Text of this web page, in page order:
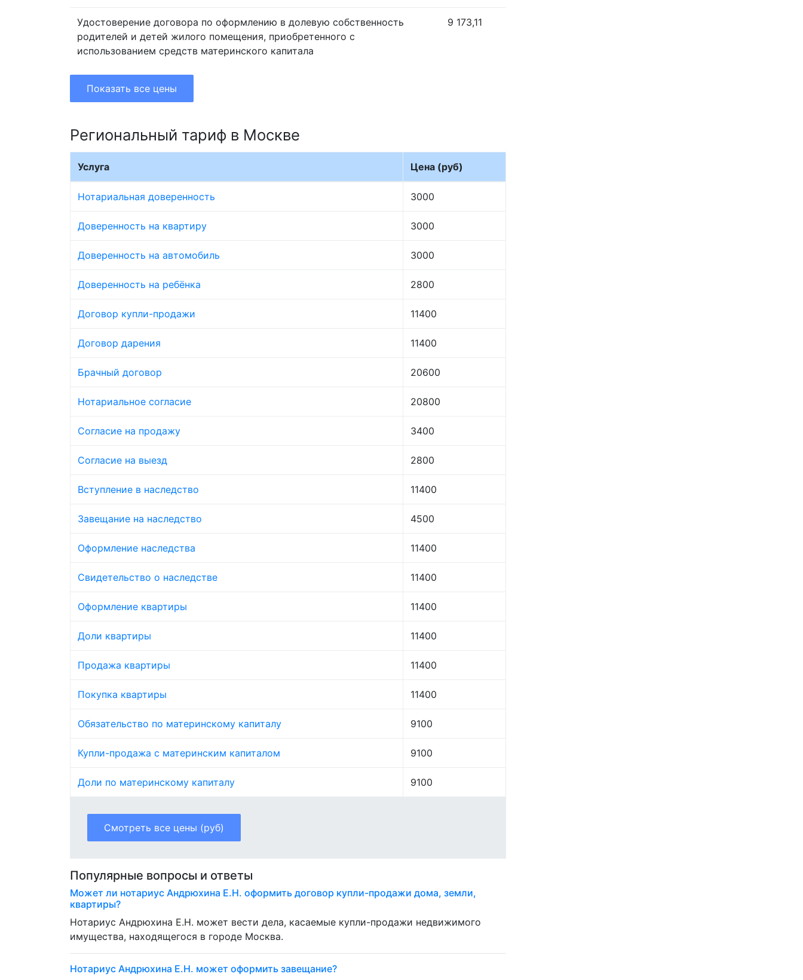
Удостоверение договора по оформлению в долевую собственность
родителей и детей жилого помещения, приобретенного с
использованием средств материнского капитала
9 173,11
Показать все цены
Региональный тариф в Москве
Услуга Цена (руб)
Нотариальная доверенность 3000
Доверенность на квартиру 3000
Доверенность на автомобиль 3000
Доверенность на ребёнка 2800
Договор купли-продажи 11400
Договор дарения 11400
Брачный договор 20600
Нотариальное согласие 20800
Согласие на продажу 3400
Согласие на выезд 2800
Вступление в наследство 11400
Завещание на наследство 4500
Оформление наследства 11400
Свидетельство о наследстве 11400
Оформление квартиры 11400
Доли квартиры 11400
Продажа квартиры 11400
Покупка квартиры 11400
Обязательство по материнскому капиталу 9100
Купли-продажа с материнским капиталом 9100
Доли по материнскому капиталу 9100
Смотреть все цены (руб)
Популярные вопросы и ответы
Может ли нотариус Андрюхина Е.Н. оформить договор купли-продажи дома, земли,
квартиры?
Нотариус Андрюхина Е.Н. может вести дела, касаемые купли-продажи недвижимого
имущества, находящегося в городе Москва.
Нотариус Андрюхина Е.Н. может оформить завещание?